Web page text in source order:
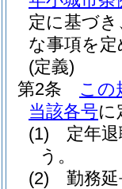
定に基づ
な事項を
(定義)
第2条
この
当該各号に
(1)
定年
う。
(2)
勤務